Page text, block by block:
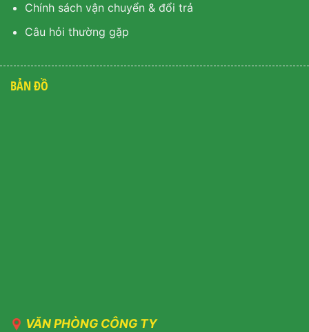
Chính sách vận chuyển & đổi trả
Câu hỏi thường gặp
BẢN ĐỒ
VĂN PHÒNG CÔNG TY